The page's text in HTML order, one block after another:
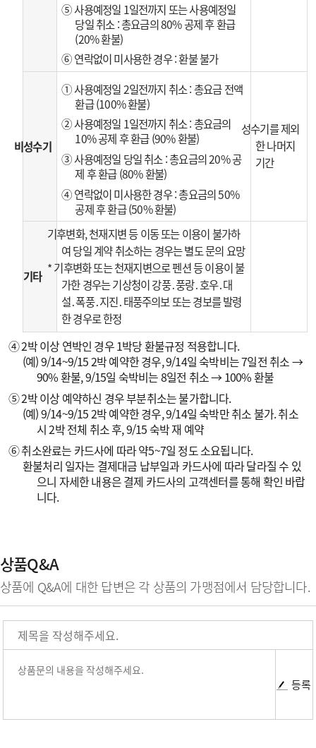
⑤ 사용예정일 1일전까지 또는 사용예정일
당일 취소 : 총요금의 80% 공제 후 환급
(20% 환불)
⑥ 연락없이 미사용한 경우 : 환불 불가
비성수기
① 사용예정일 2일전까지 취소 : 총요금 전액
환급 (100% 환불)
② 사용예정일 1일전까지 취소 : 총요금의
10% 공제 후 환급 (90% 환불)
③ 사용예정일 당일 취소 : 총요금의 20% 공
제 후 환급 (80% 환불)
④ 연락없이 미사용한 경우 : 총요금의 50%
공제 후 환급 (50% 환불)
성수기를 제외
한 나머지
기간
기타
기후변화, 천재지변 등 이동 또는 이용이 불가하
여 당일 계약 취소하는 경우는 별도 문의 요망
* 기후변화 또는 천재지변으로 펜션 등 이용이 불
가한 경우는 기상청이 강풍․풍랑․호우․대
설․폭풍․지진․태풍주의보 또는 경보를 발령
한 경우로 한정
④ 2박 이상 연박인 경우 1박당 환불규정 적용합니다.
(예) 9/14~9/15 2박 예약한 경우, 9/14일 숙박비는 7일전 취소 →
90% 환불, 9/15일 숙박비는 8일전 취소 → 100% 환불
⑤ 2박 이상 예약하신 경우 부분취소는 불가합니다.
(예) 9/14~9/15 2박 예약한 경우, 9/14일 숙박만 취소 불가. 취소
시 2박 전체 취소 후, 9/15 숙박 재 예약
⑥ 취소완료는 카드사에 따라 약5~7일 정도 소요됩니다.
환불처리 일자는 결제대금 납부일과 카드사에 따라 달라질 수 있
으니 자세한 내용은 결제 카드사의 고객센터를 통해 확인 바랍
니다.
상품Q&A
상품에 Q&A에 대한 답변은 각 상품의 가맹점에서 담당합니다.
등록